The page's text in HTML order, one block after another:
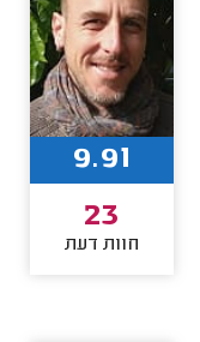
9.91
23
חוות דעת